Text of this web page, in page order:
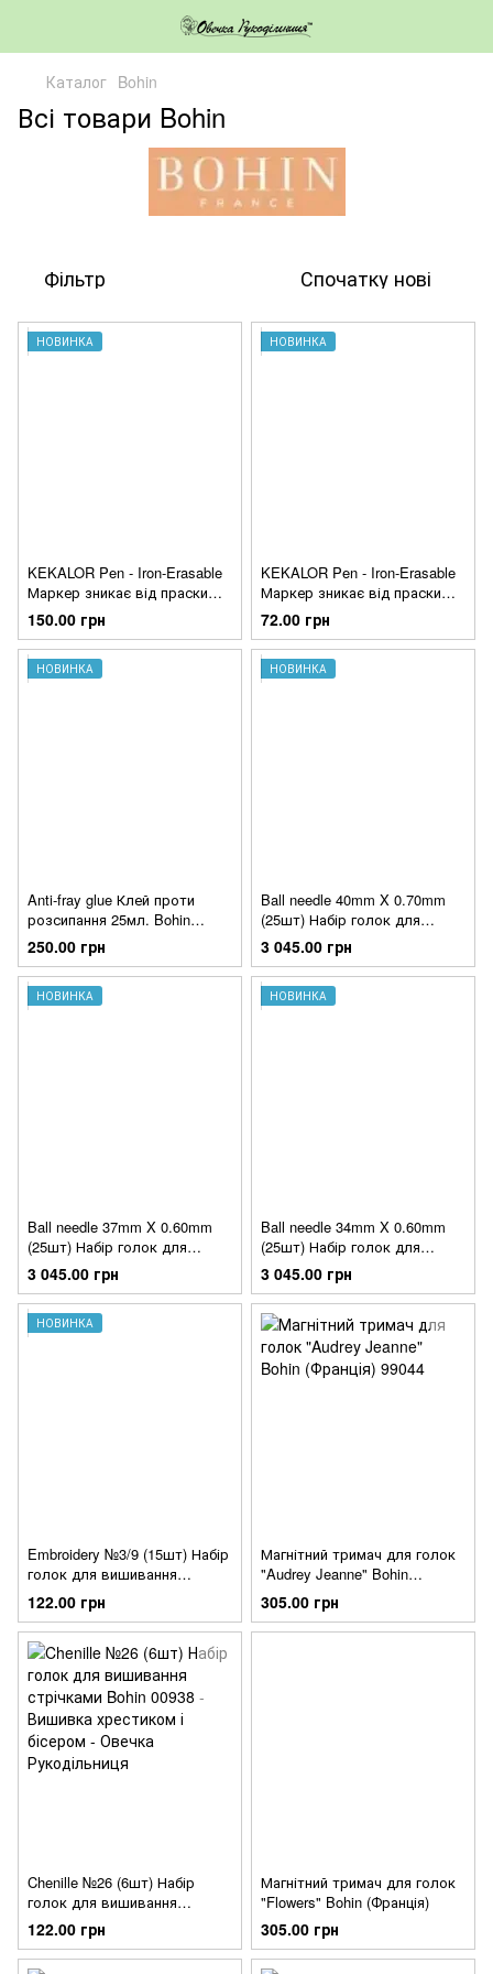
Каталог Bohin
Всі товари Bohin
Фільтр Спочатку нові
НОВИНКА
KEKALOR Pen - Iron-Erasable
Маркер зникає від праски
Білий Bohin (Франція)
150.00 грн
НОВИНКА
KEKALOR Pen - Iron-Erasable
Маркер зникає від праски
Чорний Bohin (Франція)
72.00 грн
НОВИНКА
Anti-fray glue Клей проти
розсипання 25мл. Bohin
(Франція)
250.00 грн
НОВИНКА
Ball needle 40mm X 0.70mm
(25шт) Набір голок для
вишивання з кулькою Bohin
(Франція)
3 045.00 грн
НОВИНКА
Ball needle 37mm X 0.60mm
(25шт) Набір голок для
вишивання з кулькою Bohin
(Франція)
3 045.00 грн
НОВИНКА
Ball needle 34mm X 0.60mm
(25шт) Набір голок для
вишивання з кулькою Bohin
(Франція)
3 045.00 грн
НОВИНКА
Embroidery №3/9 (15шт) Набір
голок для вишивання
гладдю Bohin Vintage 1950-
1960 (Франція)
122.00 грн
Магнітний тримач для голок
"Audrey Jeanne" Bohin
(Франція) 99044
305.00 грн
Chenille №26 (6шт) Набір
голок для вишивання
стрічками Bohin 00938
122.00 грн
Магнітний тримач для голок
"Flowers" Bohin (Франція)
305.00 грн